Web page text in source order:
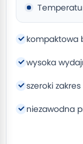
kompaktowa
wysoka
szeroki
niezawodna